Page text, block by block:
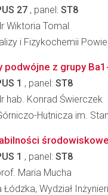
27 , panel: ST8
Wiktoria Tomal
i Fizykochemii
z grupy
1 , panel: ST8
hab. Konrad Świerczek
Hutnicza im.
1 , panel: ST8
Maria Mucha
Łódzka, Wydział